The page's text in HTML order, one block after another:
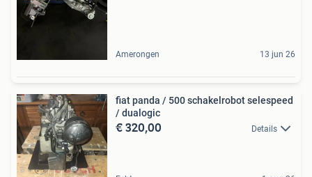
Amerongen 13 jun 26
fiat panda / 500 schakelrobot selespeed
/ dualogic
€ 320,00 Details